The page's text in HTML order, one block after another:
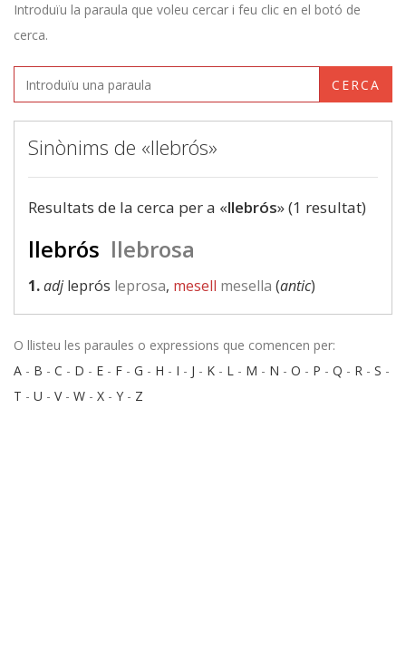
Introduïu la paraula que voleu cercar i feu clic en el botó de
cerca.
CERCA
Sinònims de «llebrós»
Resultats de la cerca per a «llebrós» (1 resultat)
llebrós llebrosa
1.adjleprós leprosa, mesell mesella (antic)
O llisteu les paraules o expressions que comencen per:
A - B - C - D - E - F - G - H - I - J - K - L - M - N - O - P - Q - R - S -
T - U - V- W - X - Y - Z